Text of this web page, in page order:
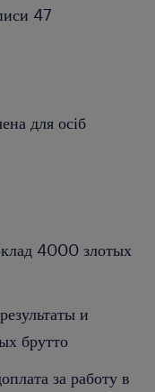
47
для осіб
4000 злотых
и
брутто
за работу в